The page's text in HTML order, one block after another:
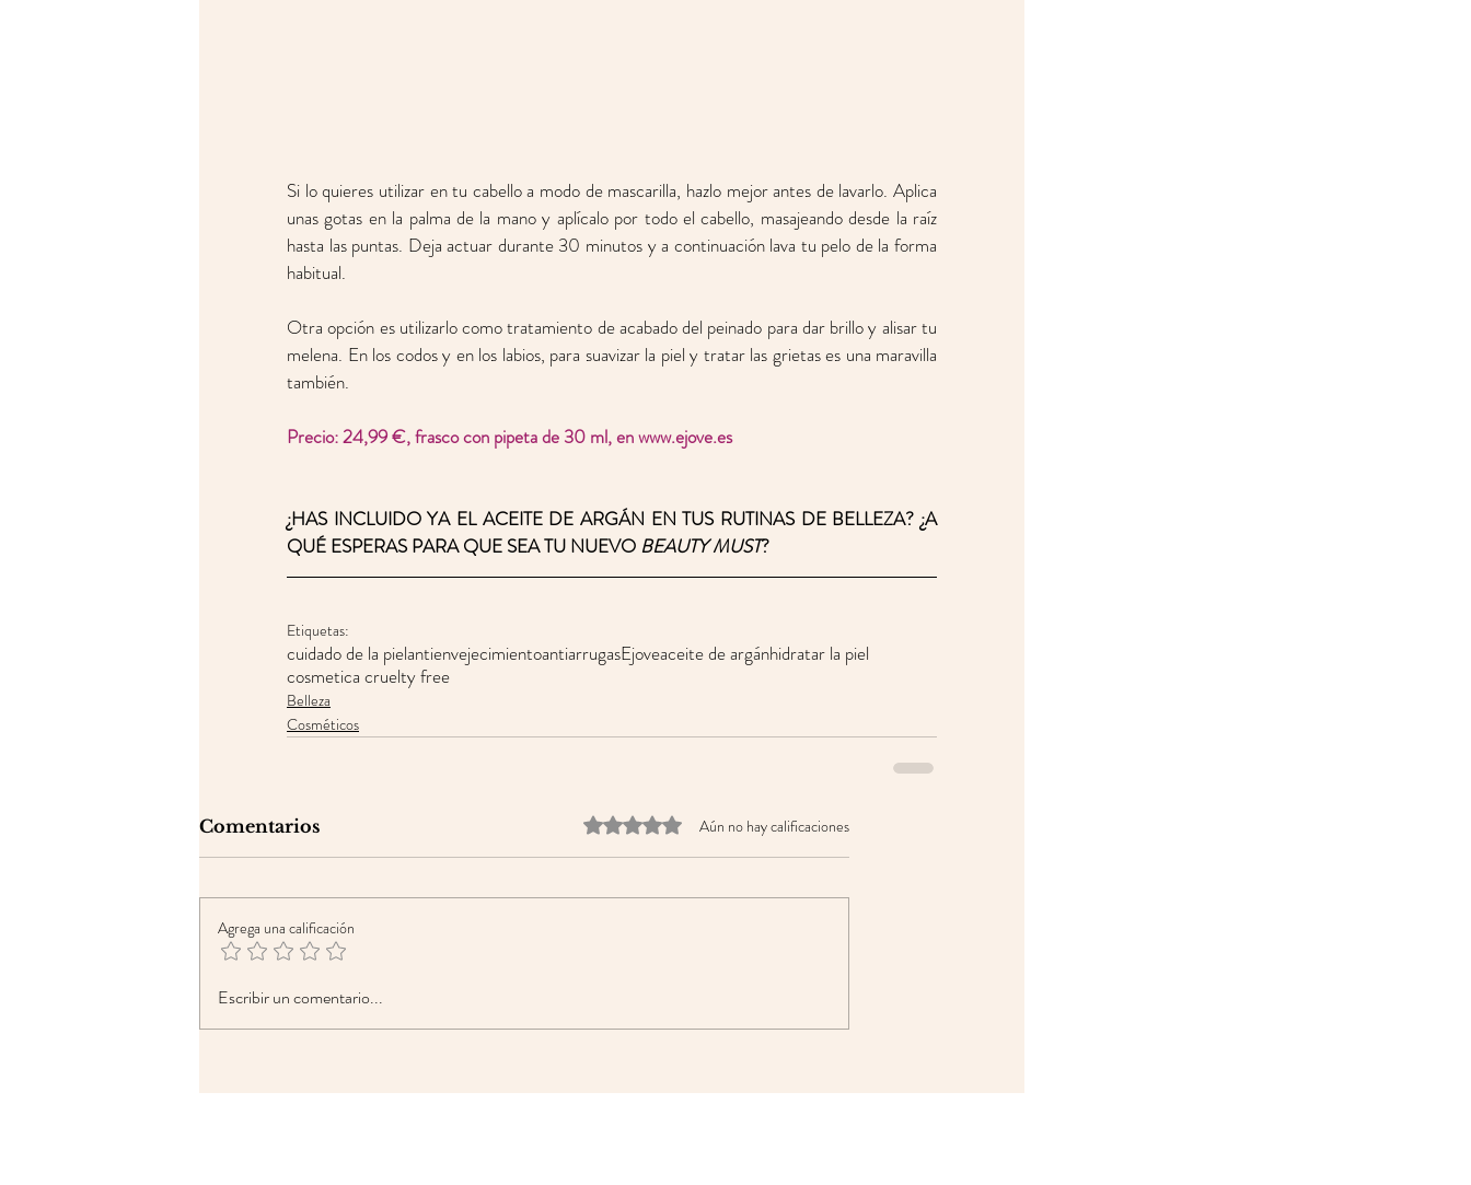
Si lo quieres utilizar en tu cabello a modo de mascarilla, hazlo mejor antes de lavarlo. Aplica
unas gotas en la palma de la mano y aplícalo por todo el cabello, masajeando desde la raíz
hasta las puntas. Deja actuar durante 30 minutos y a continuación lava tu pelo de la forma
habitual.
Otra opción es utilizarlo como tratamiento de acabado del peinado para dar brillo y alisar tu
melena. En los codos y en los labios, para suavizar la piel y tratar las grietas es una maravilla
también.
Precio: 24,99 €, frasco con pipeta de 30 ml, en www.ejove.es
¿HAS INCLUIDO YA EL ACEITE DE ARGÁN EN TUS RUTINAS DE BELLEZA? ¿A
QUÉ ESPERAS PARA QUE SEA TU NUEVO BEAUTY MUST?
Etiquetas:
cuidado de la pielantienvejecimientoantiarrugasEjoveaceite de argánhidratar la piel
cosmetica cruelty free
Belleza
Cosméticos
Comentarios Obtuvo 0 de 5 estrellas.Aún no hay calificaciones
Agrega una calificación
Escribir un comentario...